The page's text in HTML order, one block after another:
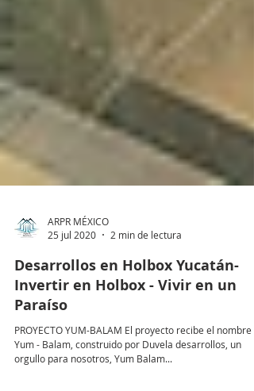
ARPR MÉXICO
25 jul 2020
2 min de lectura
Desarrollos en Holbox Yucatán-
Invertir en Holbox - Vivir en un
Paraíso